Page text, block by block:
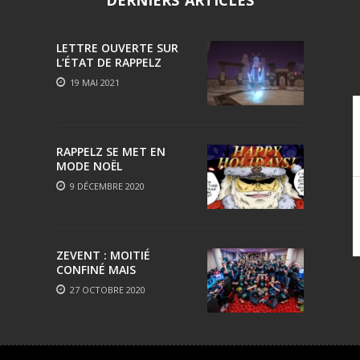
LETTRE OUVERTE SUR
L’ÉTAT DE RAPPELZ
19 MAI 2021
RAPPELZ SE MET EN
MODE NOËL
9 DÉCEMBRE 2020
ZEVENT : MOITIÉ
CONFINÉ MAIS
TOUJOURS AUSSI FUN
27 OCTOBRE 2020